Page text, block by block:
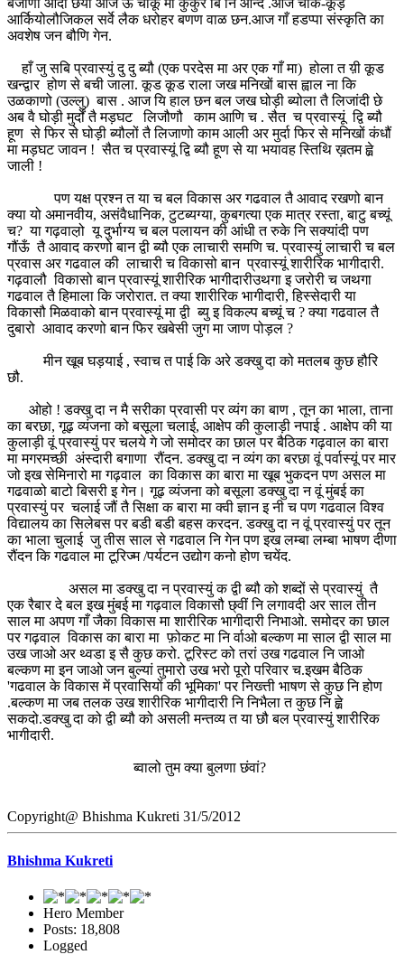
बजाणो आंदा छया आज ऊं चौकूं मा कुकुर बि नि आन्द .आज चौक-कूड़
आर्कियोलौजिकल सर्वे लैक धरोहर बणण वाळ छन.आज गाँ हडप्पा संस्कृति का
अवशेष जन बौणि गेन.
हाँ जु सबि प्रवास्युं दु दु ब्यौ (एक परदेस मा अर एक गाँ मा) होला त य़ी कूड
खन्द्वार होण से बची जाला. कूड कूड राला जख मनिखों बास ह्वाल ना कि
उळकाणो (उल्लु) बास . आज यि हाल छन बल जख घोड़ी ब्योला तै लिजांदी छे
अब वै घोड़ी मुर्दों तै मड़घट लिजौणौ काम आणि च . सैत च प्रवास्यूं द्वि ब्यौ
हूण से फिर से घोड़ी ब्यौलों तै लिजाणो काम आली अर मुर्दा फिर से मनिखों कंधौं
मा मड़घट जावन ! सैत च प्रवास्यूं द्वि ब्यौ हूण से या भयावह स्तिथि ख़तम ह्व़े
जाली !
पण यक्ष प्रश्न त या च बल विकास अर गढवाल तै आवाद रखणो बान
क्या यो अमानवीय, असंवैधानिक, टुटब्यग्या, कुबगत्या एक मात्र रस्ता, बाटु बच्यूं
च? या गढ़वाल़ो यू दुर्भाग्य च बल पलायन की आंधी त रुके नि सक्यांदी पण
गौंऊँ तै आवाद करणो बान द्वी ब्यौ एक लाचारी समणि च. प्रवास्युं लाचारी च बल
प्रवास अर गढवाल की लाचारी च विकासो बान प्रवास्यूं शारीरिक भागीदारी.
गढ़वालौ विकासो बान प्रवास्यूं शारीरिक भागीदारीउथगा इ जरोरी च जथगा
गढवाल तै हिमाला कि जरोरात. त क्या शारीरिक भागीदारी, हिस्सेदारी या
विकासौ मिळवाको बान प्रवास्यूं मा द्वी ब्यु इ विकल्प बच्यूं च ? क्या गढवाल तै
दुबारो आवाद करणो बान फिर खबेसी जुग मा जाण पोड़ल ?
मीन खूब घड़याई , स्वाच त पाई कि अरे डक्खु दा को मतलब कुछ हौरि
छौ.
ओहो ! डक्खु दा न मै सरीका प्रवासी पर व्यंग का बाण , तून का भाला, ताना
का बरछा, गूढ़ व्यंजना को बसूला चलाई, आक्षेप की कुलाड़ी नपाई . आक्षेप की या
कुलाड़ी वूं प्रवास्युं पर चलये गे जो समोदर का छाल पर बैठिक गढ़वाल का बारा
मा मगरमच्छी अंस्दारी बगाणा रौंदन. डक्खु दा न व्यंग का बरछा वूं पर्वास्यूं पर मार
जो इख सेमिनारो मा गढ़वाल का विकास का बारा मा खूब भुकदन पण असल मा
गढवाळो बाटो बिसरी इ गेन। गूढ़ व्यंजना को बसूला डक्खु दा न वूं मुंबई का
प्रवास्युं पर चलाई जौं तै सिक्षा क बारा मा क्वी ज्ञान इ नी च पण गढवाल विश्व
विद्यालय का सिलेबस पर बडी बडी बहस करदन. डक्खु दा न वूं प्रवास्युं पर तून
का भाला चुलाई जु तीस साल से गढवाल नि गेन पण इख लम्बा लम्बा भाषण दीणा
रौंदन कि गढवाल मा टूरिज्म /पर्यटन उद्योग कनो होण चयेंद.
असल मा डक्खु दा न प्रवास्युं क द्वी ब्यौ को शब्दों से प्रवास्युं तै
एक रैबार दे बल इख मुंबई मा गढ़वाल विकासौ छ्वीं नि लगावदी अर साल तीन
साल मा अपण गाँ जैका विकास मा शारीरिक भागीदारी निभाओ. समोदर का छाल
पर गढ़वाल विकास का बारा मा फ़ोकट मा नि र्वाओ बल्कण मा साल द्वी साल मा
उख जाओ अर थ्वडा इ सै कुछ करो. टूरिस्ट को तरां उख गढवाल नि जाओ
बल्कण मा इन जाओ जन बुल्यां तुमारो उख भरो पूरो परिवार च.इखम बैठिक
'गढवाल के विकास में प्रवासियों की भूमिका' पर निख्त्ती भाषण से कुछ नि होण
.बल्कण मा जब तलक उख शारीरिक भागीदारी नि निभैला त कुछ नि ह्व़े
सकदो.डक्खु दा को द्वी ब्यौ को असली मन्तव्य त या छौ बल प्रवास्युं शारीरिक
भागीदारी.
ब्वालो तुम क्या बुलणा छंवां?
Copyright@ Bhishma Kukreti 31/5/2012
Bhishma Kukreti
Hero Member
Posts: 18,808
Logged